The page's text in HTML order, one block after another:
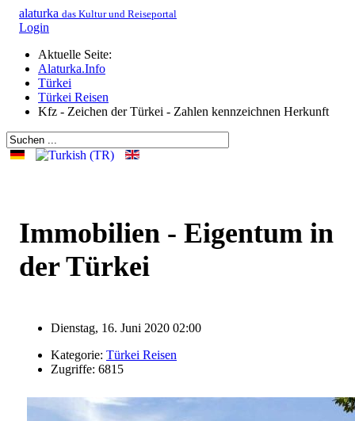
alaturka das Kultur und Reiseportal
Login
Aktuelle Seite:
Alaturka.Info
Türkei
Türkei Reisen
Kfz - Zeichen der Türkei - Zahlen kennzeichnen Herkunft
Immobilien - Eigentum in
der Türkei
Dienstag, 16. Juni 2020 02:00
Kategorie: Türkei Reisen
Zugriffe: 6815